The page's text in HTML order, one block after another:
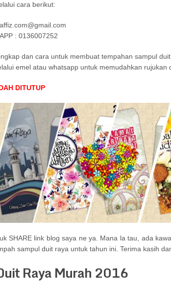
cara berikut:
: 0136007252
dan cara untuk membuat tempahan sampul
emel atau whatsapp untuk memudahkan rujukan
DITUTUP
SHARE link blog saya ne ya. Mana la tau, ada
sampul duit raya untuk tahun ini. Terima kasih
Raya Murah 2016